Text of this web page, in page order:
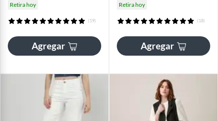
Retira hoy
(19)
Agregar
Retira hoy
(18)
Agregar